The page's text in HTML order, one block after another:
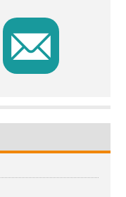
F